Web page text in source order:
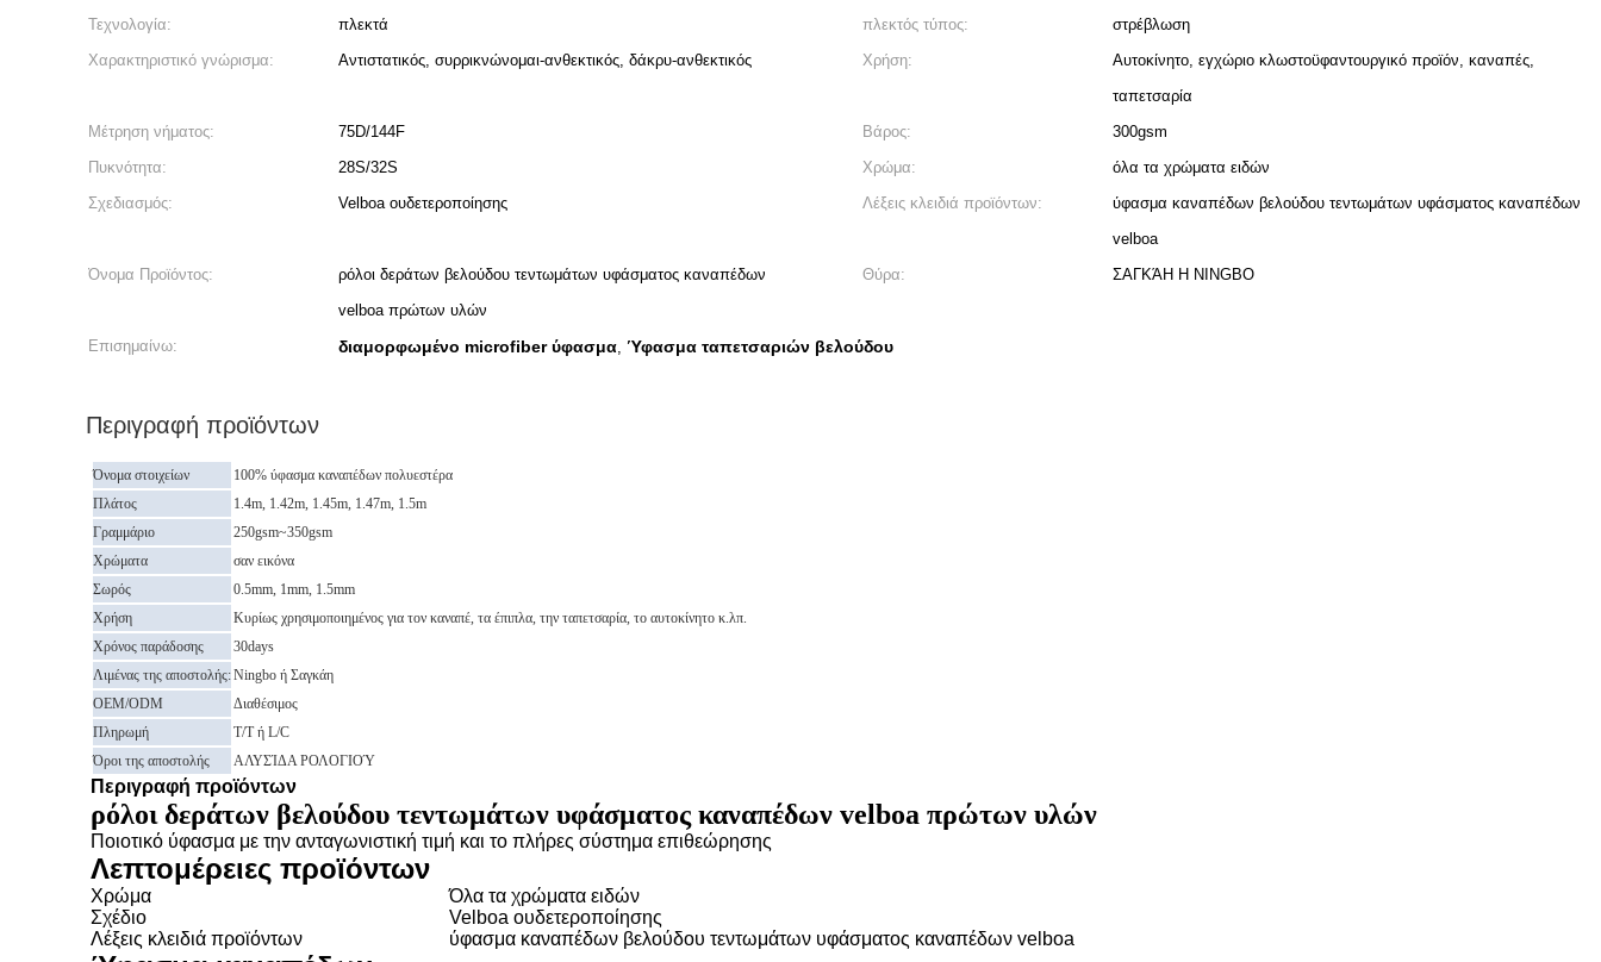
Τεχνολογία:
πλεκτά πλεκτός τύπος:
στρέβλωση
Χαρακτηριστικό γνώρισμα:
Αντιστατικός, συρρικνώνομαι-ανθεκτικός, δάκρυ-ανθεκτικός Χρήση:
Αυτοκίνητο, εγχώριο κλωστοϋφαντουργικό προϊόν, καναπές,
ταπετσαρία
Μέτρηση νήματος:
75D/144F Βάρος:
300gsm
Πυκνότητα:
28S/32S Χρώμα:
όλα τα χρώματα ειδών
Σχεδιασμός:
Velboa ουδετεροποίησης Λέξεις κλειδιά προϊόντων:
ύφασμα καναπέδων βελούδου τεντωμάτων υφάσματος καναπέδων
velboa
Όνομα Προϊόντος:
ρόλοι δεράτων βελούδου τεντωμάτων υφάσματος καναπέδων
velboa πρώτων υλών
Θύρα: ΣΑΓΚΆΗ Η NINGBO
Επισημαίνω: διαμορφωμένο microfiber ύφασμα, Ύφασμα ταπετσαριών βελούδου
Περιγραφή προϊόντων
Όνομα στοιχείων
100% ύφασμα καναπέδων πολυεστέρα
Πλάτος
1.4m, 1.42m, 1.45m, 1.47m, 1.5m
Γραμμάριο
250gsm~350gsm
Χρώματα
σαν εικόνα
Σωρός
0.5mm, 1mm, 1.5mm
Χρήση
Κυρίως χρησιμοποιημένος για τον καναπέ, τα έπιπλα, την ταπετσαρία, το αυτοκίνητο κ.λπ.
Χρόνος παράδοσης
30days
Λιμένας της αποστολής:Ningbo ή Σαγκάη
OEM/ODM
Διαθέσιμος
Πληρωμή
T/T ή L/C
Όροι της αποστολής
ΑΛΥΣΊΔΑ ΡΟΛΟΓΙΟΎ
Περιγραφή προϊόντων
ρόλοι δεράτων βελούδου τεντωμάτων υφάσματος καναπέδων velboa πρώτων υλών
Ποιοτικό ύφασμα με την ανταγωνιστική τιμή και το πλήρες σύστημα επιθεώρησης
Λεπτομέρειες προϊόντων
Χρώμα
Όλα τα χρώματα ειδών
Σχέδιο
Velboa ουδετεροποίησης
Λέξεις κλειδιά προϊόντων
ύφασμα καναπέδων βελούδου τεντωμάτων υφάσματος καναπέδων velboa